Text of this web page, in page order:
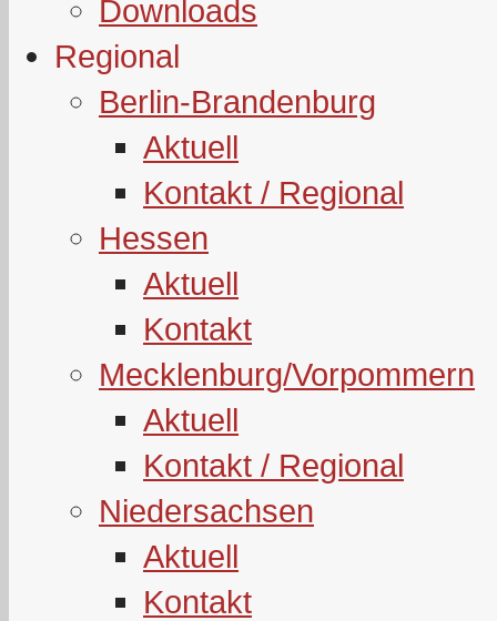
Downloads
Regional
Berlin-Brandenburg
Aktuell
Kontakt / Regional
Hessen
Aktuell
Kontakt
Mecklenburg/Vorpommern
Aktuell
Kontakt / Regional
Niedersachsen
Aktuell
Kontakt